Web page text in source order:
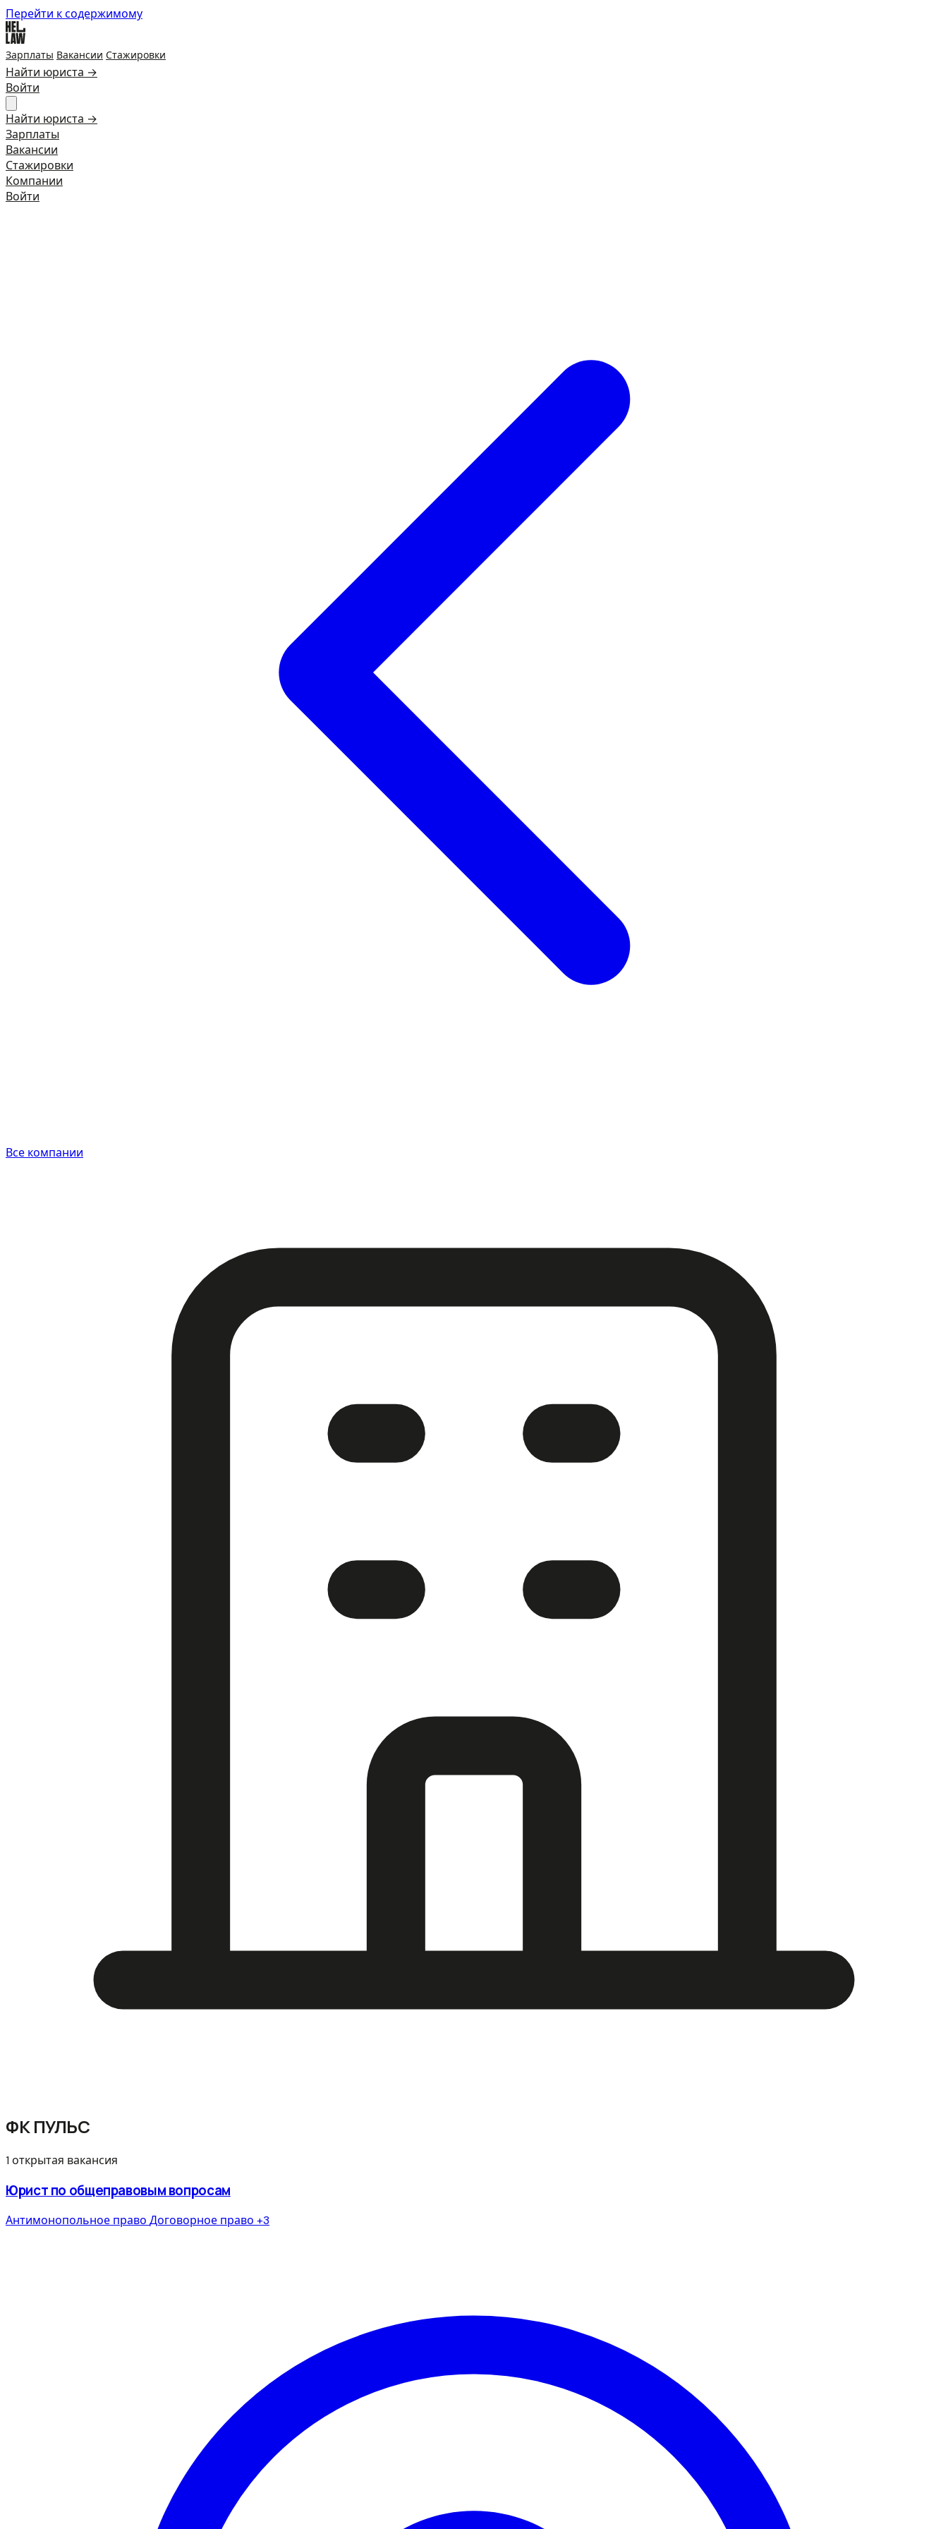
Перейти к содержимому
Зарплаты Вакансии Стажировки
Найти юриста →
Войти
Найти юриста →
Зарплаты
Вакансии
Стажировки
Компании
Войти
Все компании
ФК ПУЛЬС
1 открытая вакансия
Юрист по общеправовым вопросам
Антимонопольное право Договорное право +3